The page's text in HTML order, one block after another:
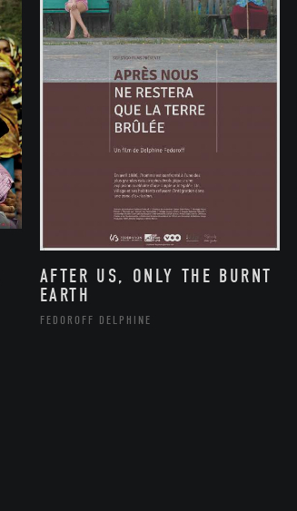
AFTER US, ONLY THE BURNT
EARTH
FEDOROFF DELPHINE